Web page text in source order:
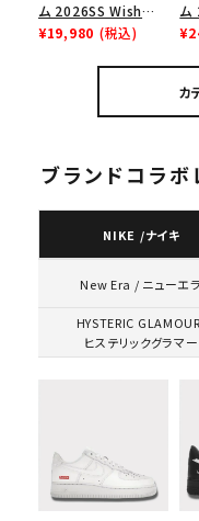
ム 2026SS Wish
Tee ウィッシュTシ
¥19,980 (税込)
ム
ト
ク
カ
ブランドコラ
NIKE /ナイキ
New Era / ニューエラ
HYSTERIC
ヒステリックグラマー